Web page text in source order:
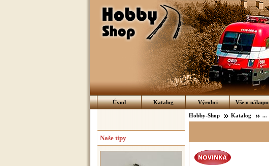
Úvod Katalog Výrobci Vše o nákupu
Hobby-Shop Katalog ...
Naše tipy